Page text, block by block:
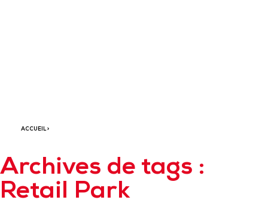
ACCUEIL>
Archives de tags :
Retail Park